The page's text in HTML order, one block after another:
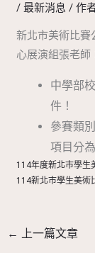
/最新消息 / 作
新北市美術比賽
心展演組張老師
中學部
件！
參賽類
項目分
114年度新北市學生
114新北市學生美術
← 上一篇文章